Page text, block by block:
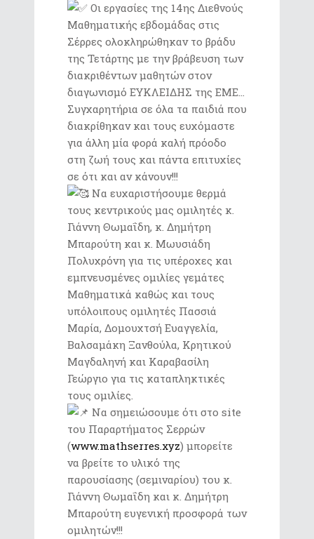
Οι εργασίες της 14ης Διεθνούς
Μαθηματικής εβδομάδας στις
Σέρρες ολοκληρώθηκαν το βράδυ
της Τετάρτης με την βράβευση των
διακριθέντων μαθητών στον
διαγωνισμό ΕΥΚΛΕΙΔΗΣ της ΕΜΕ…
Συγχαρητήρια σε όλα τα παιδιά που
διακρίθηκαν και τους ευχόμαστε
για άλλη μία φορά καλή πρόοδο
στη ζωή τους και πάντα επιτυχίες
σε ότι και αν κάνουν!!!
Να ευχαριστήσουμε θερμά
τους κεντρικούς μας ομιλητές κ.
Γιάννη Θωμαΐδη, κ. Δημήτρη
Μπαρούτη και κ. Μωυσιάδη
Πολυχρόνη για τις υπέροχες και
εμπνευσμένες ομιλίες γεμάτες
Μαθηματικά καθώς και τους
υπόλοιπους ομιλητές Πασσιά
Μαρία, Δομουχτσή Ευαγγελία,
Βαλσαμάκη Ξανθούλα, Κρητικού
Μαγδαληνή και Καραβασίλη
Γεώργιο για τις καταπληκτικές
τους ομιλίες.
Να σημειώσουμε ότι στο site
του Παραρτήματος Σερρών
(www.mathserres.xyz) μπορείτε
να βρείτε το υλικό της
παρουσίασης (σεμιναρίου) του κ.
Γιάννη Θωμαΐδη και κ. Δημήτρη
Μπαρούτη ευγενική προσφορά των
ομιλητών!!!